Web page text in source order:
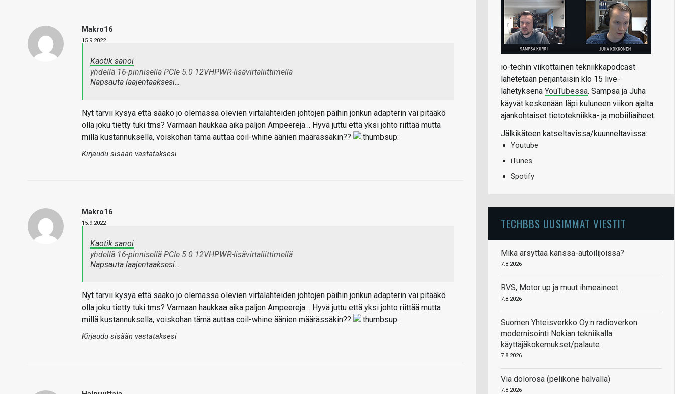
Makro16
15.9.2022
Kaotik sanoi
yhdellä 16-pinnisellä PCIe 5.0 12VHPWR-lisävirtaliittimellä
Napsauta laajentaaksesi…
Nyt tarvii kysyä että saako jo olemassa olevien virtalähteiden johtojen päihin jonkun adapterin vai pitääkö
olla joku tietty tuki tms? Varmaan haukkaa aika paljon Ampeereja… Hyvä juttu että yksi johto riittää mutta
millä kustannuksella, voiskohan tämä auttaa coil-whine äänien määrässäkin??
Kirjaudu sisään vastataksesi
Makro16
15.9.2022
Kaotik sanoi
yhdellä 16-pinnisellä PCIe 5.0 12VHPWR-lisävirtaliittimellä
Napsauta laajentaaksesi…
Nyt tarvii kysyä että saako jo olemassa olevien virtalähteiden johtojen päihin jonkun adapterin vai pitääkö
olla joku tietty tuki tms? Varmaan haukkaa aika paljon Ampeereja… Hyvä juttu että yksi johto riittää mutta
millä kustannuksella, voiskohan tämä auttaa coil-whine äänien määrässäkin??
Kirjaudu sisään vastataksesi
io-techin viikottainen tekniikkapodcast
lähetetään perjantaisin klo 15 live-
lähetyksenä YouTubessa. Sampsa ja Juha
käyvät keskenään läpi kuluneen viikon ajalta
ajankohtaiset tietotekniikka- ja mobiiliaiheet.
Jälkikäteen katseltavissa/kuunneltavissa:
Youtube
iTunes
Spotify
TECHBBS UUSIMMAT VIESTIT
Mikä ärsyttää kanssa-autoilijoissa?
7.8.2026
RVS, Motor up ja muut ihmeaineet.
7.8.2026
Suomen Yhteisverkko Oy:n radioverkon
modernisointi Nokian tekniikalla
käyttäjäkokemukset/palaute
7.8.2026
Via dolorosa (pelikone halvalla)
7.8.2026